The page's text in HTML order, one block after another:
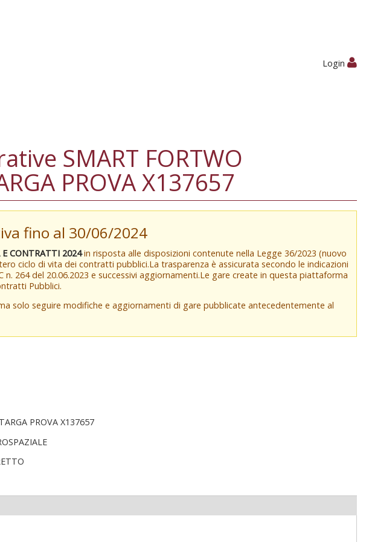
Login
SMART FORTWO
PROVA X137657
fino al 30/06/2024
CONTRATTI 2024in risposta alle disposizioni contenute nella Legge 36/2023 (nuovo
ciclo di vita dei contratti pubblici.La trasparenza è assicurata secondo le indicazioni
264 del 20.06.2023 e successivi aggiornamenti.Le gare create in questa piattaforma
Pubblici.
solo seguire modifiche e aggiornamenti di gare pubblicate antecedentemente al
PROVA X137657